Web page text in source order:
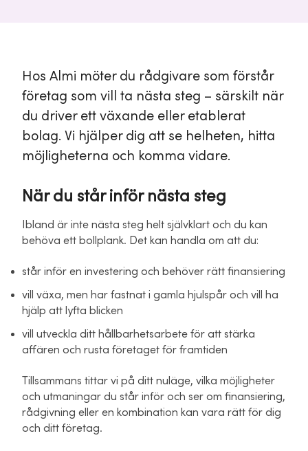
Hos Almi möter du rådgivare som förstår
företag som vill ta nästa steg – särskilt när
du driver ett växande eller etablerat
bolag. Vi hjälper dig att se helheten, hitta
möjligheterna och komma vidare.
När du står inför nästa steg
Ibland är inte nästa steg helt självklart och du kan
behöva ett bollplank. Det kan handla om att du:
står inför en investering och behöver rätt finansiering
vill växa, men har fastnat i gamla hjulspår och vill ha
hjälp att lyfta blicken
vill utveckla ditt hållbarhetsarbete för att stärka
affären och rusta företaget för framtiden
Tillsammans tittar vi på ditt nuläge, vilka möjligheter
och utmaningar du står inför och ser om finansiering,
rådgivning eller en kombination kan vara rätt för dig
och ditt företag.